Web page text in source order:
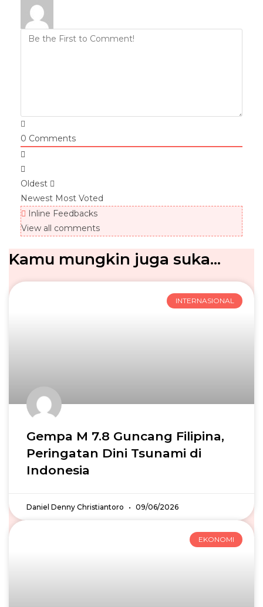
0 Comments
Oldest
Newest Most Voted
Inline Feedbacks
View all comments
Kamu mungkin juga suka...
INTERNASIONAL
Gempa M 7.8 Guncang Filipina,
Peringatan Dini Tsunami di
Indonesia
Daniel Denny Christiantoro 09/06/2026
EKONOMI